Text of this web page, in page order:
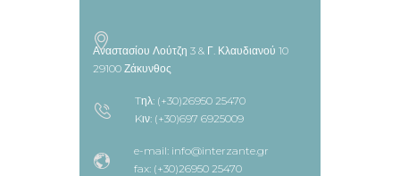
Αναστασίου Λούτζη 3 & Γ. Κλαυδιανού 10
29100 Ζάκυνθος
Tηλ: (+30)26950 25470
Kιν: (+30)697 6925009
e-mail: info@interzante.gr
fax: (+30)26950 25470